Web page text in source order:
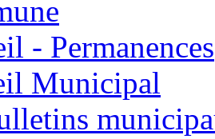
- Permanences
Municipal